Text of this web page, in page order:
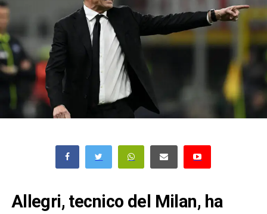
Allegri, tecnico del Milan, ha